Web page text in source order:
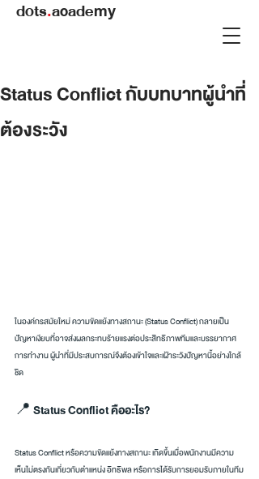
dots.academy
Status Conflict กับบทบาทผู้นำที่
ต้องระวัง
ในองค์กรสมัยใหม่ ความขัดแย้งทางสถานะ (Status Conflict) กลายเป็น
ปัญหาเงียบที่อาจส่งผลกระทบร้ายแรงต่อประสิทธิภาพทีมและบรรยากาศ
การทำงาน ผู้นำที่มีประสบการณ์จึงต้องเข้าใจและเฝ้าระวังปัญหานี้อย่างใกล้
ชิด
📍 Status Conflict คืออะไร?
Status Conflict หรือความขัดแย้งทางสถานะ เกิดขึ้นเมื่อพนักงานมีความ
เห็นไม่ตรงกันเกี่ยวกับตำแหน่ง อิทธิพล หรือการได้รับการยอมรับภายในทีม